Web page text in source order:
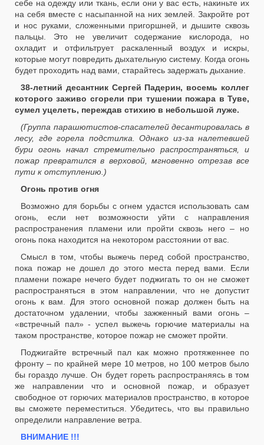
себе на одежду или ткань, если они у вас есть, накиньте их
на себя вместе с насыпанной на них землей. Закройте рот
и нос руками, сложенными пригоршней, и дышите сквозь
пальцы. Это не увеличит содержание кислорода, но
охладит и отфильтрует раскаленный воздух и искры,
которые могут повредить дыхательную систему. Когда огонь
будет проходить над вами, старайтесь задержать дыхание.
38-летний десантник Сергей Падерин, восемь коллег
которого заживо сгорели при тушении пожара в Туве,
сумел уцелеть, переждав стихию в небольшой луже.
(Группа парашютистов-спасателей десантировалась в
лесу, где горела подстилка. Однако из-за налетевшей
бури огонь начал стремительно распространяться, и
пожар превратился в верховой, мгновенно отрезав все
пути к отступлению.)
Огонь против огня
Возможно для борьбы с огнем удастся использовать сам
огонь, если нет возможности уйти с направления
распространения пламени или пройти сквозь него – но
огонь пока находится на некотором расстоянии от вас.
Смысл в том, чтобы выжечь перед собой пространство,
пока пожар не дошел до этого места перед вами. Если
пламени пожаре нечего будет поджигать то он не сможет
распространяться в этом направлении, что не допустит
огонь к вам. Для этого основной пожар должен быть на
достаточном удалении, чтобы зажженный вами огонь –
«встречный пал» - успел выжечь горючие материалы на
таком пространстве, которое пожар не сможет пройти.
Поджигайте встречный пал как можно протяженнее по
фронту – по крайней мере 10 метров , но 100 метров было
бы гораздо лучше. Он будет гореть распространяясь в том
же направлении что и основной пожар, и образует
свободное от горючих материалов пространство, в которое
вы сможете переместиться. Убедитесь, что вы правильно
определили направление ветра.
ВНИМАНИЕ !!!